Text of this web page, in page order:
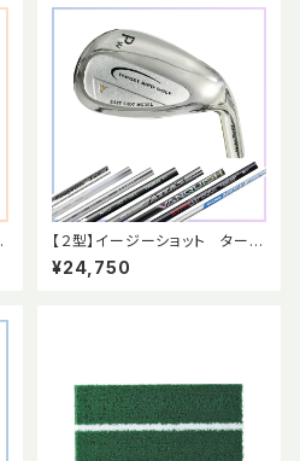
【２型】イージーショット ターゲ
ットバードゴルフ 専用クラブ
¥24,750